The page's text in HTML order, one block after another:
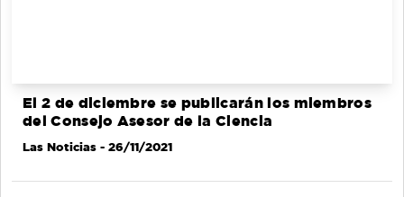
El 2 de diciembre se publicarán los miembros
del Consejo Asesor de la Ciencia
Las Noticias - 26/11/2021